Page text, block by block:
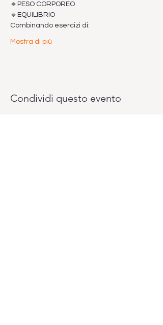
🔹PESO CORPOREO
🔹EQUILIBRIO
Combinando esercizi di:
Mostra di più
Condividi questo evento